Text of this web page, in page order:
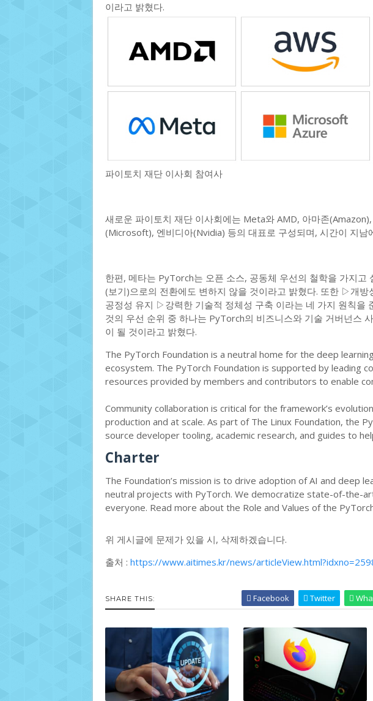
이라고 밝혔다.
파이토치 재단 이사회 참여사
새로운 파이토치 재단 이사회에는 Meta와 AMD, 아마존
(Microsoft), 엔비디아(Nvidia) 등의 대표로 구성되며, 시간이 지남
한편, 메타는 PyTorch는 오픈 소스, 공동체 우선의 철학을 가지고
(보기)으로의 전환에도 변하지 않을 것이라고 밝혔다. 또한 ▷개
공정성 유지 ▷강력한 기술적 정체성 구축 이라는 네 가지 원칙을
것의 우선 순위 중 하나는 PyTorch의 비즈니스와 기술 거버넌스
이 될 것이라고 밝혔다.
The PyTorch Foundation is a neutral home for the deep
ecosystem. The PyTorch Foundation is supported by leading
resources provided by members and contributors to enable
Community collaboration is critical for the framework’s
production and at scale. As part of The Linux Foundation, the
source developer tooling, academic research, and guides to
Charter
The Foundation’s mission is to drive adoption of AI and deep
neutral projects with PyTorch. We democratize state-of-the-
everyone. Read more about the Role and Values of the
위 게시글에 문제가 있을 시, 삭제하겠습니다.
출처 : https://www.aitimes.kr/news/
SHARE THIS: Facebook Twitter